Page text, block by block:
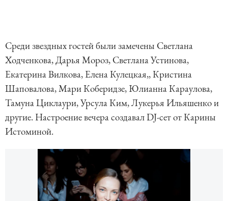
Среди звездных гостей были замечены Светлана
Ходченкова, Дарья Мороз, Cветлана Устинова,
Екатерина Вилкова, Елена Кулецкая,, Кристина
Шаповалова, Мари Коберидзе, Юлианна Караулова,
Тамуна Циклаури, Урсула Ким, Лукерья Ильяшенко и
другие. Настроение вечера создавал DJ-сет от Карины
Истоминой.